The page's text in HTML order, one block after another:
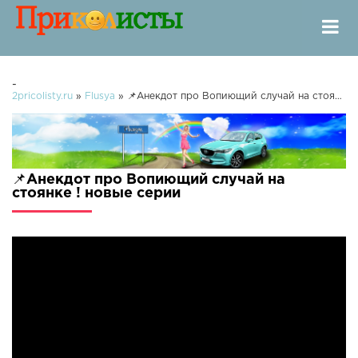
-
2pricolisty.ru » Flusya » 📌Анекдот про Вопиющий случай на стоянке !
📌Анекдот про Вопиющий случай на
стоянке ! новые серии